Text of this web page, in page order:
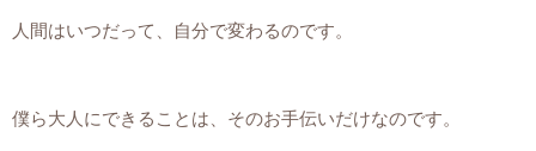
人間はいつだって、自分で変わるのです。
僕ら大人にできることは、そのお手伝いだけなのです。